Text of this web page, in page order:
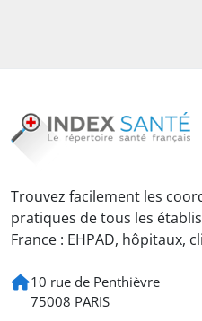
Trouvez facilement les
pratiques de tous les
France : EHPAD, hôpitaux,
10 rue de Penthièvre
75008 PARIS